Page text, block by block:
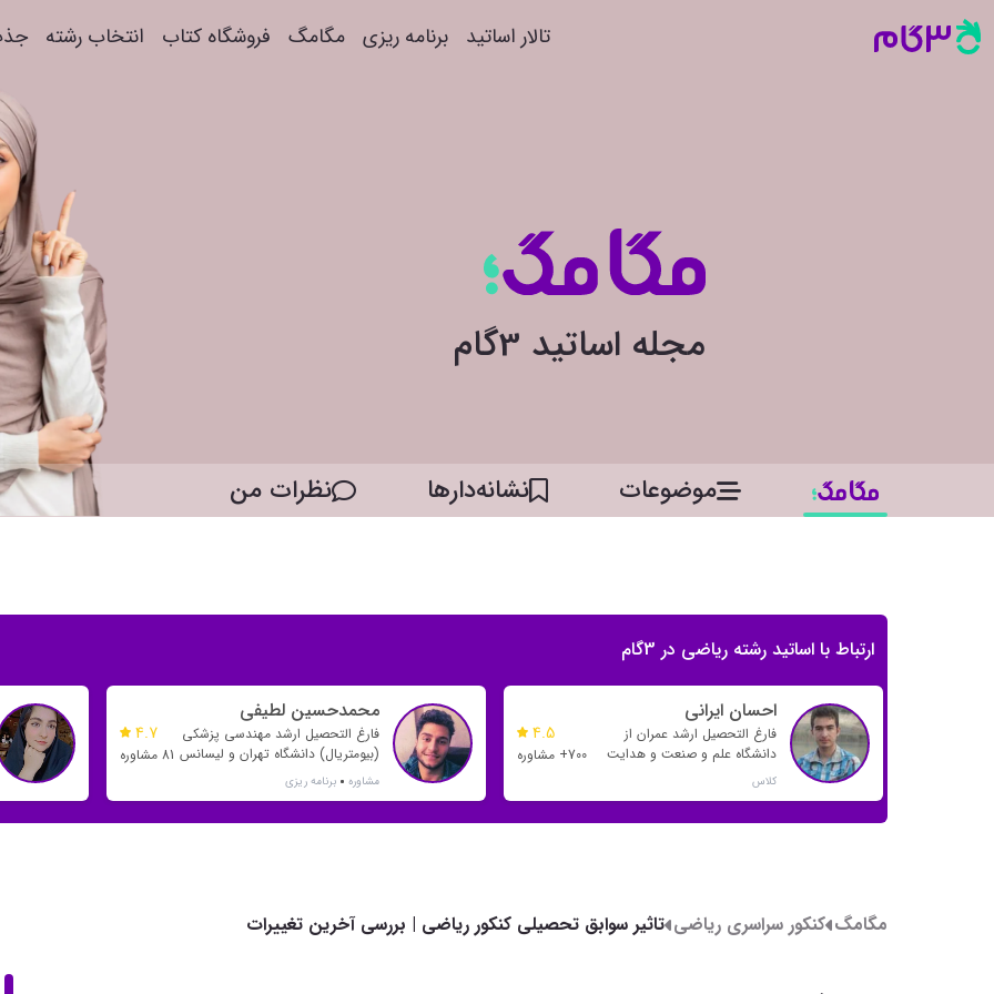
تالار اساتید برنامه ریزی مگامگ فروشگاه کتاب انتخاب رشته
مجله اساتید 3گام
موضوعات نشانه‌دار‌ها نظرات من
ارتباط با اساتید رشته ریاضی در 3گام
احسان ایرانی
فارغ التحصیل ارشد عمران از
دانشگاه علم و صنعت و هدایت
بسیاری از رتبه های تک رقمی و
دو رقمی
کلاس
4.5
700+ مشاوره
محمدحسین لطیفی
فارغ التحصیل ارشد مهندسی پزشکی
(بیومتریال) دانشگاه تهران و لیسانس
مهندسی پلیمر دانشگاه صنعتی
امیرکبیر
مشاوره برنامه ریزی
4.7
81 مشاوره
مگامگ کنکور سراسری ریاضی تاثیر سوابق تحصیلی کنکور ریاضی | بررسی آخرین تغییرات